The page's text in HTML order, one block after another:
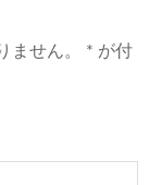
ません。 * が付